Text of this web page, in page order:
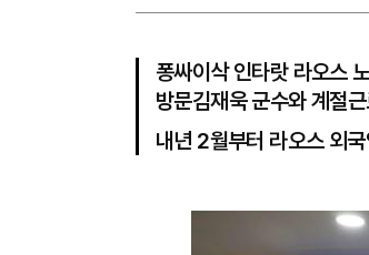
퐁싸이삭 인타랏 라오스
방문김재욱 군수와 계절
내년 2월부터 라오스 외